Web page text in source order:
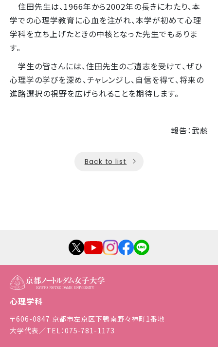
住田先生は、1966年から2002年の長きにわたり、本
学での心理学教育に心血を注がれ、本学が初めて心理
学科を立ち上げたときの中核となった先生でもありま
す。
学生の皆さんには、住田先生のご遺志を受けて、ぜひ
心理学の学びを深め、チャレンジし、自信を得て、将来の
進路選択の視野を広げられることを期待します。
報告：武藤
Back to list
心理学科
〒606-0847 京都市左京区下鴨南野々神町1番地
大学代表／TEL：075-781-1173